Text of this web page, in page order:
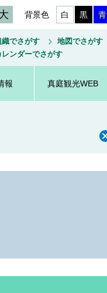
背景色 白 黒 青
織でさがす
地図でさがす
レンダーでさがす
報 真庭観光WEB